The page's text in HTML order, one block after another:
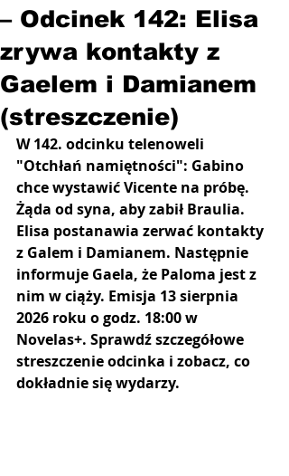
– Odcinek 142: Elisa
zrywa kontakty z
Gaelem i Damianem
(streszczenie)
W 142. odcinku telenoweli
"Otchłań namiętności": Gabino
chce wystawić Vicente na próbę.
Żąda od syna, aby zabił Braulia.
Elisa postanawia zerwać kontakty
z Galem i Damianem. Następnie
informuje Gaela, że Paloma jest z
nim w ciąży. Emisja 13 sierpnia
2026 roku o godz. 18:00 w
Novelas+. Sprawdź szczegółowe
streszczenie odcinka i zobacz, co
dokładnie się wydarzy.